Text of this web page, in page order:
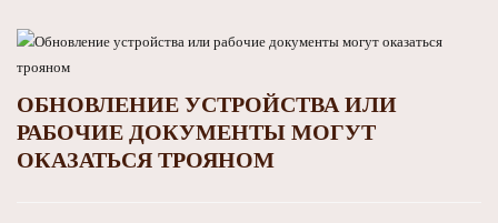
ОБНОВЛЕНИЕ УСТРОЙСТВА ИЛИ
РАБОЧИЕ ДОКУМЕНТЫ МОГУТ
ОКАЗАТЬСЯ ТРОЯНОМ